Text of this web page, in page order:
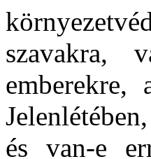
szavakra,
és van-e